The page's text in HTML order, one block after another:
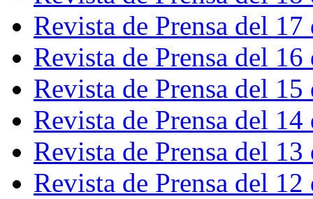
Revista de Prensa del
Revista de Prensa del
Revista de Prensa del
Revista de Prensa del
Revista de Prensa del
Revista de Prensa del